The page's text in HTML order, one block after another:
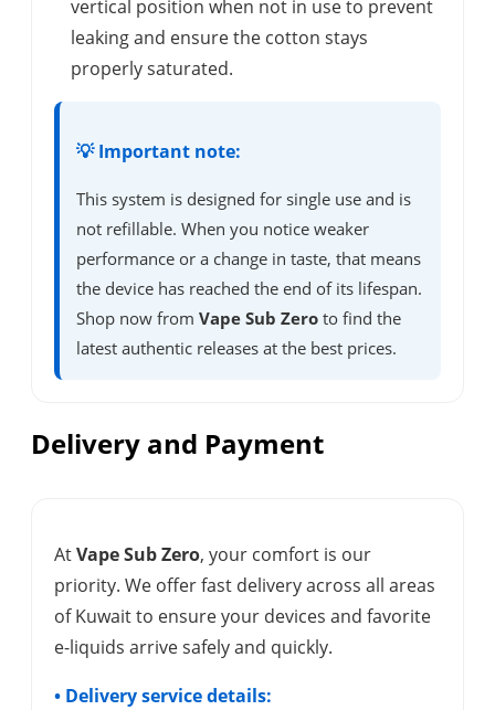
vertical position when not in use to prevent
leaking and ensure the cotton stays
properly saturated.
💡 Important note:
This system is designed for single use and is
not refillable. When you notice weaker
performance or a change in taste, that means
the device has reached the end of its lifespan.
Shop now from Vape Sub Zero to find the
latest authentic releases at the best prices.
Delivery and Payment
AtVape Sub Zero, your comfort is our
priority. We offer fast delivery across all areas
of Kuwait to ensure your devices and favorite
e-liquids arrive safely and quickly.
• Delivery service details: